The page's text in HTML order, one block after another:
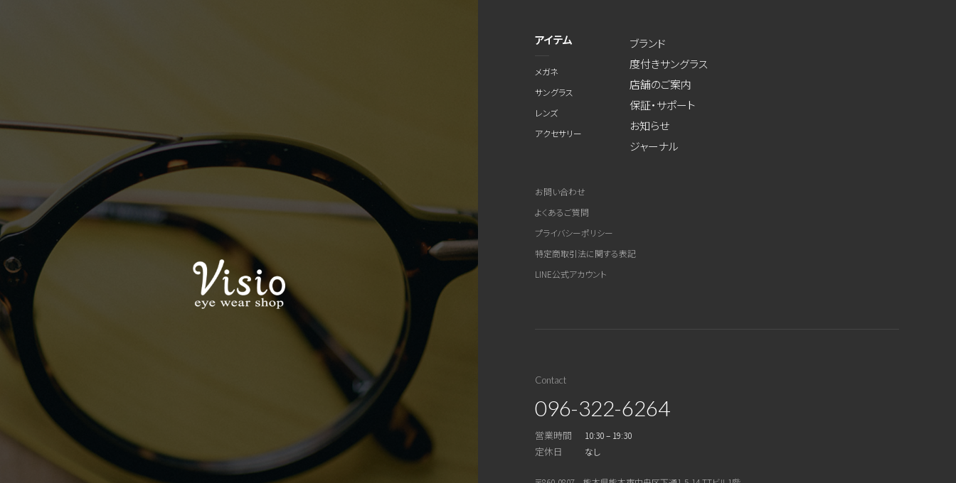
アイテム
メガネ
サングラス
レンズ
アクセサリー
ブランド
度付きサングラス
店舗のご案内
保証・サポート
お知らせ
ジャーナル
お問い合わせ
よくあるご質問
プライバシーポリシー
特定商取引法に関する表記
LINE公式アカウント
Contact
096-322-6264
営業時間 10:30 – 19:30
定休日 なし